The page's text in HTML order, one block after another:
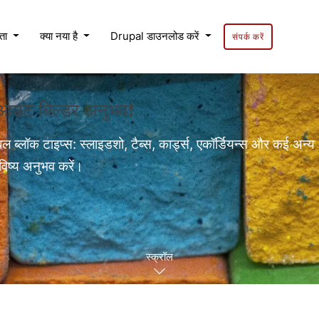
क्या नया है Drupal डाउनलोड करें संपर्क करें
बिल्डर अनुभव❗
ब्लॉक टाइप्स: स्लाइडशो, टैब्स, कार्ड्स, एकॉर्डियन्स और कई
अनुभव करें।
स्क्रॉल